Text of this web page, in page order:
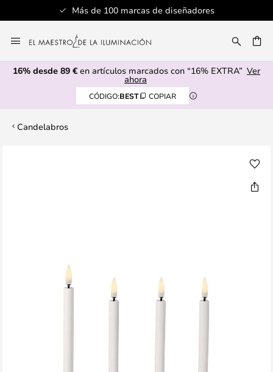
Más de 100 marcas de diseñadores
al
contenido
16% desde 89 € en artículos marcados con “16% EXTRA” Ver
ahora
CÓDIGO:BEST COPIAR
Candelabros